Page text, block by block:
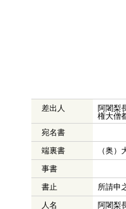
差出人
阿闍梨
権大僧
宛名書
端裏書
（奥
事書
書止
所請申
人名
阿闍梨